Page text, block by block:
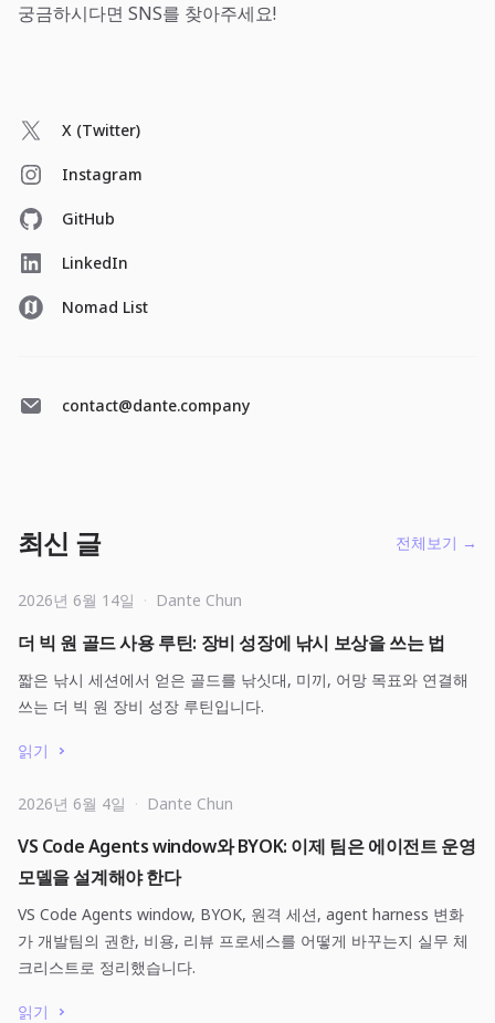
궁금하시다면 SNS를 찾아주세요!
X (Twitter)
Instagram
GitHub
LinkedIn
Nomad List
contact@dante.company
최신 글 전체보기 →
더 빅 원 골드 사용 루틴: 장비 성장에 낚시 보상을 쓰는 법
2026년 6월 14일 · Dante Chun
짧은 낚시 세션에서 얻은 골드를 낚싯대, 미끼, 어망 목표와 연결해
쓰는 더 빅 원 장비 성장 루틴입니다.
읽기
VS Code Agents window와 BYOK: 이제 팀은 에이전트 운영
모델을 설계해야 한다
2026년 6월 4일 · Dante Chun
VS Code Agents window, BYOK, 원격 세션, agent harness 변화
가 개발팀의 권한, 비용, 리뷰 프로세스를 어떻게 바꾸는지 실무 체
크리스트로 정리했습니다.
읽기